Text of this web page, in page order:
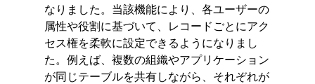
なりました。当該機能により、各ユーザーの
属性や役割に基づいて、レコードごとにアク
セス権を柔軟に設定できるようになりまし
た。例えば、複数の組織やアプリケーション
が同じテーブルを共有しながら、それぞれが